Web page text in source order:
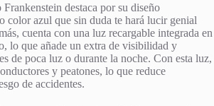
destaca por su diseño
color azul que sin duda te hará lucir genial
cuenta con una luz recargable integrada en
lo que añade un extra de visibilidad y
de poca luz o durante la noche. Con esta luz,
y peatones, lo que reduce
de accidentes.